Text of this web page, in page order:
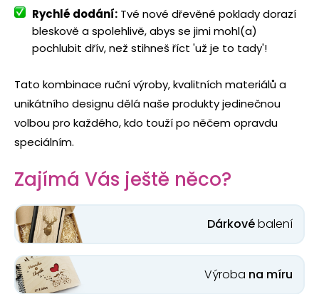
Rychlé dodání: Tvé nové dřevěné poklady dorazí
bleskově a spolehlivě, abys se jimi mohl(a)
pochlubit dřív, než stihneš říct 'už je to tady'!
Tato kombinace ruční výroby, kvalitních materiálů a
unikátního designu dělá naše produkty jedinečnou
volbou pro každého, kdo touží po něčem opravdu
speciálním.
Zajímá Vás ještě něco?
Dárkovébalení
Výroba na míru